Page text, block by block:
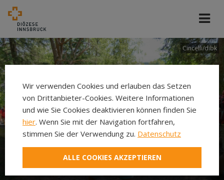
Cincelli/dibk
Neuer Pilgerweg Via
Laudato si’
Wir verwenden Cookies und erlauben das Setzen
von Drittanbieter-Cookies. Weitere Informationen
und wie Sie Cookies deaktivieren können finden Sie
hier. Wenn Sie mit der Navigation fortfahren,
stimmen Sie der Verwendung zu. Datenschutz
ALLE COOKIES AKZEPTIEREN